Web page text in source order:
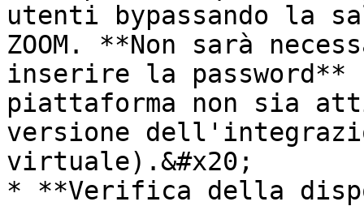
utenti bypassando la
ZOOM. **Non sarà
inserire la password**
piattaforma non sia
versione
virtuale).&#x20;
* **Verifica della